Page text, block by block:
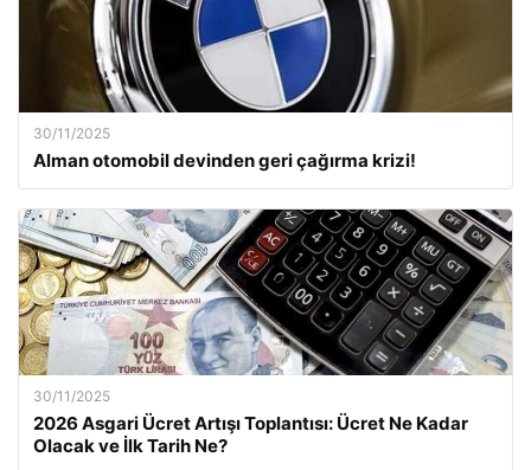
30/11/2025
Alman otomobil devinden geri çağırma krizi!
30/11/2025
2026 Asgari Ücret Artışı Toplantısı: Ücret Ne Kadar
Olacak ve İlk Tarih Ne?